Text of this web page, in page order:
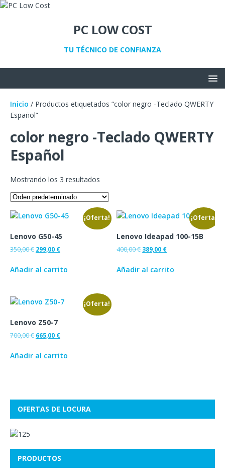
PC LOW COST
TU TÉCNICO DE CONFIANZA
Inicio / Productos etiquetados “color negro -Teclado QWERTY
Español”
color negro -Teclado QWERTY
Español
Mostrando los 3 resultados
¡Oferta!
Lenovo G50-45
350,00€ 299,00 €
Añadir al carrito
¡Oferta!
Lenovo Ideapad 100-15B
400,00€ 389,00 €
Añadir al carrito
¡Oferta!
Lenovo Z50-7
700,00€ 665,00 €
Añadir al carrito
OFERTAS DE LOCURA
PRODUCTOS